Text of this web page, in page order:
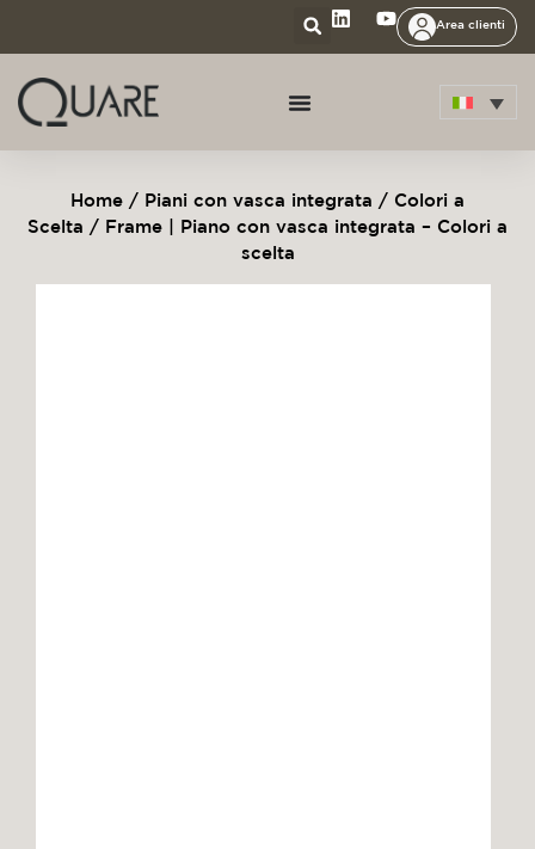
Area clienti
Home / Piani con vasca integrata / Colori a
Scelta / Frame | Piano con vasca integrata – Colori a
scelta